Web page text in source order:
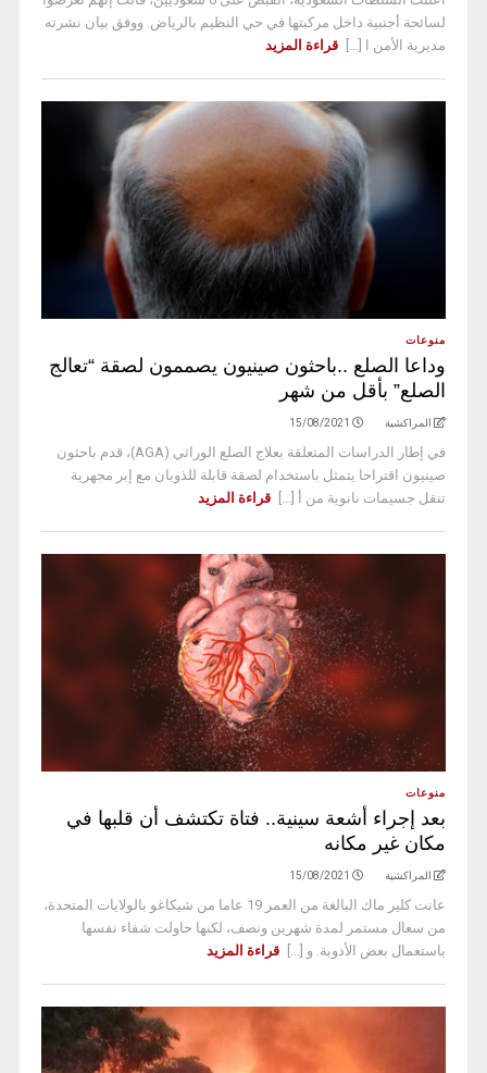
لسائحة أجنبية داخل مركبتها في حي النظيم بالرياض. ووفق بيان نشرته
مديرية الأمن ا [...]
قراءة المزيد
منوعات
وداعا الصلع ..باحثون صينيون يصممون لصقة “تعالج
الصلع” بأقل من شهر
المراكشية 15/08/2021
في إطار الدراسات المتعلقة بعلاج الصلع الوراثي (AGA)، قدم باحثون
صينيون اقتراحا يتمثل باستخدام لصقة قابلة للذوبان مع إبر مجهرية
تنقل جسيمات نانوية من أ [...]
قراءة المزيد
منوعات
بعد إجراء أشعة سينية.. فتاة تكتشف أن قلبها في
مكان غير مكانه
المراكشية 15/08/2021
عانت كلير ماك البالغة من العمر 19 عاما من شيكاغو بالولايات المتحدة،
من سعال مستمر لمدة شهرين ونصف، لكنها حاولت شفاء نفسها
باستعمال بعض الأدوبة. و [...]
قراءة المزيد